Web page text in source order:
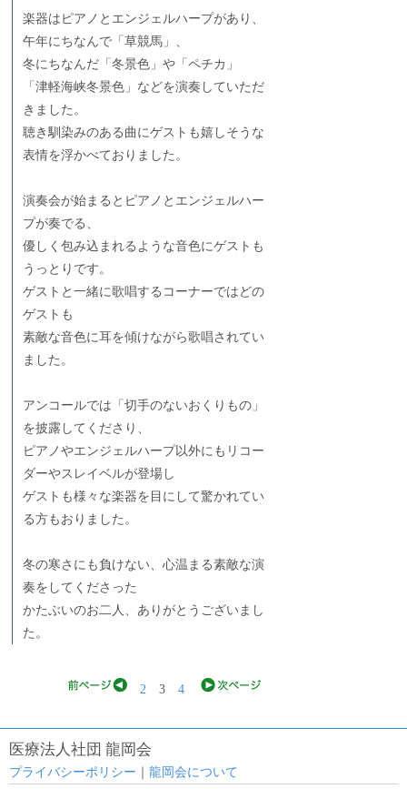
楽器はピアノとエンジェルハープがあり、
午年にちなんで「草競馬」、
冬にちなんだ「冬景色」や「ペチカ」
「津軽海峡冬景色」などを演奏していただ
きました。
聴き馴染みのある曲にゲストも嬉しそうな
表情を浮かべておりました。
演奏会が始まるとピアノとエンジェルハー
プが奏でる、
優しく包み込まれるような音色にゲストも
うっとりです。
ゲストと一緒に歌唱するコーナーではどの
ゲストも
素敵な音色に耳を傾けながら歌唱されてい
ました。
アンコールでは「切手のないおくりもの」
を披露してくださり、
ピアノやエンジェルハープ以外にもリコー
ダーやスレイベルが登場し
ゲストも様々な楽器を目にして驚かれてい
る方もおりました。
冬の寒さにも負けない、心温まる素敵な演
奏をしてくださった
かたぶいのお二人、ありがとうございまし
た。
23 4
医療法人社団 龍岡会
プライバシーポリシー ｜ 龍岡会について